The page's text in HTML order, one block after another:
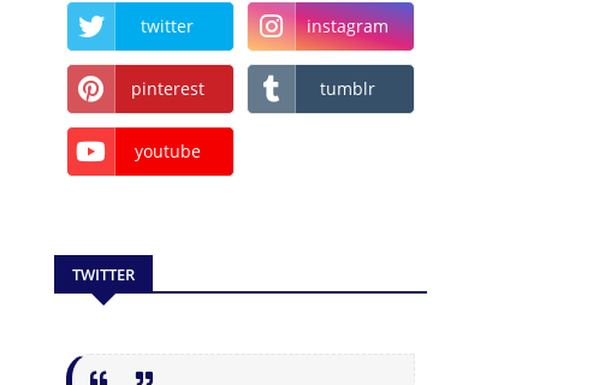
twitter instagram
pinterest tumblr
youtube
TWITTER